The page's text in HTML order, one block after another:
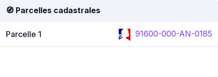
🧭 Parcelles cadastrales
Parcelle 1 91600-000-AN-0185